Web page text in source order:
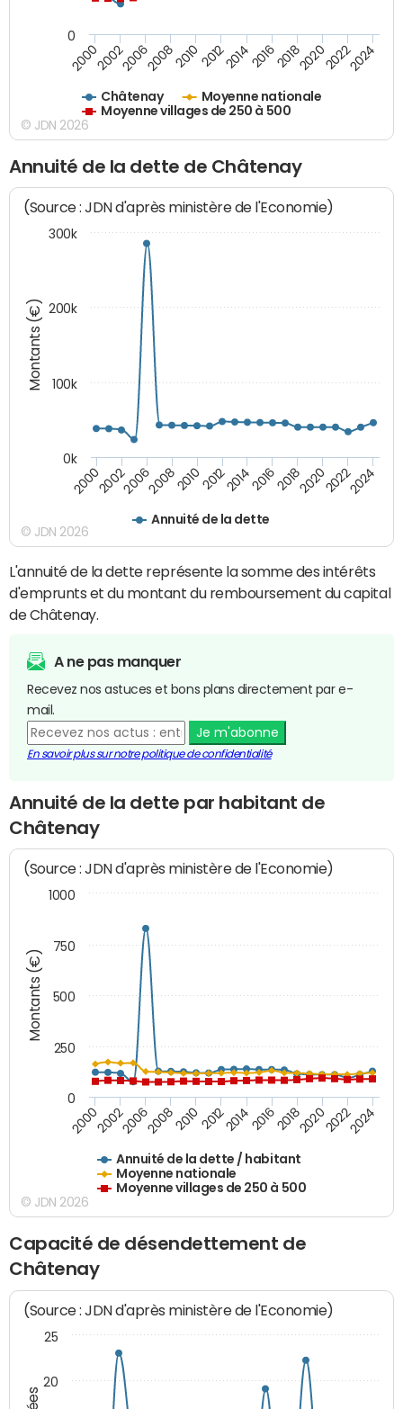
Châtenay
Moyenne nationale
Moyenne villages de 250 à 500
200020022006200820102012201420162018202020222024
0
© JDN 2026
Annuité de la dette de Châtenay
Montants (€)
(Source : JDN d'après ministère de l'Economie)
Annuité de la dette
200020022006200820102012201420162018202020222024
0k
100k
200k
300k
© JDN 2026
L'annuité de la dette représente la somme des intérêts
d'emprunts et du montant du remboursement du capital
de Châtenay.
A ne pas manquer
Recevez nos astuces et bons plans directement par e-
mail.
Je m'abonne
En savoir plus sur notre politique de confidentialité
Annuité de la dette par habitant de
Châtenay
Montants (€)
(Source : JDN d'après ministère de l'Economie)
Annuité de la dette / habitant
Moyenne nationale
Moyenne villages de 250 à 500
200020022006200820102012201420162018202020222024
0
250
500
750
1000
© JDN 2026
Capacité de désendettement de
Châtenay
(Source : JDN d'après ministère de l'Economie)
20
25